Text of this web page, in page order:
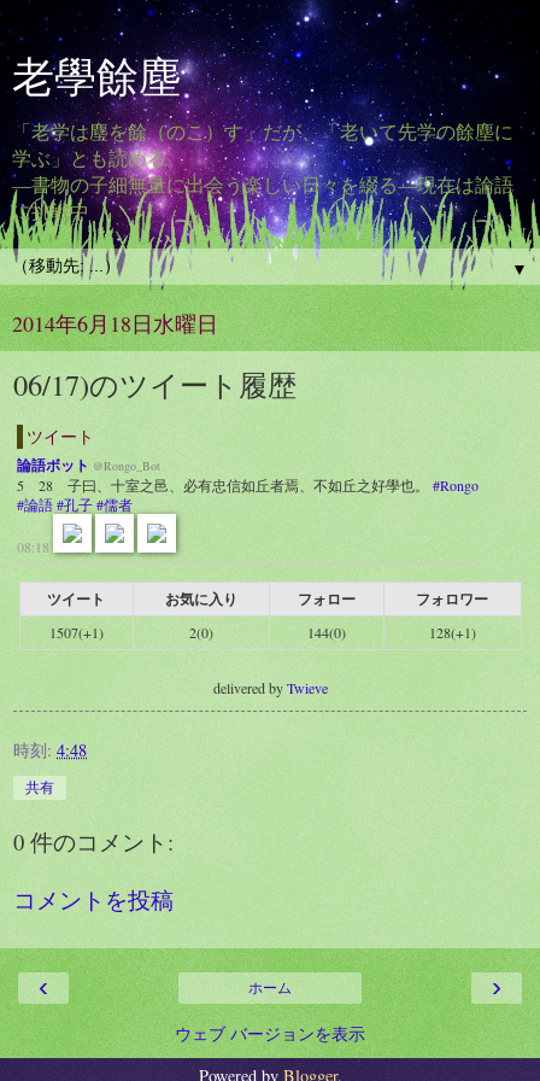
老學餘塵
「老学は塵を餘（のこ）す」だが、「老いて先学の餘塵に
学ぶ」とも読める。
―書物の子細無量に出会う楽しい日々を綴る―現在は論語
に挑戦中
▼
2014年6月18日水曜日
06/17)のツイート履歴
ツイート
論語ボット @Rongo_Bot
5 28 子曰、十室之邑、必有忠信如丘者焉、不如丘之好學也。 #Rongo
#論語#孔子#儒者
08:18
ツイート お気に入り フォロー フォロワー
1507(+1) 2(0) 144(0) 128(+1)
delivered byTwieve
時刻: 4:48
共有
0 件のコメント:
コメントを投稿
‹ ›
ホーム
ウェブ バージョンを表示
Powered by Blogger.